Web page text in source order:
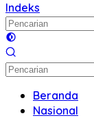
Indeks
Beranda
Nasional